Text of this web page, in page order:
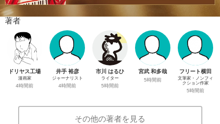
著者
ドリヤス工場
漫画家
4時間前
井手 裕彦
ジャーナリスト
4時間前
市川 はるひ
ライター
5時間前
宮武 和多哉
5時間前
フリート横田
文筆家・ノンフィ
クション作家
5時間前
その他の著者を見る